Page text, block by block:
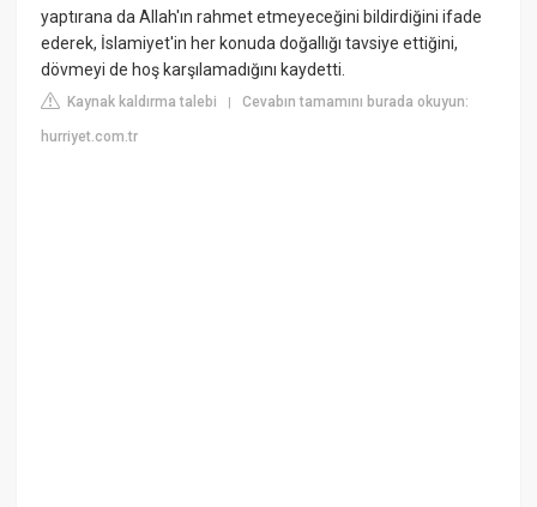
yaptırana da Allah'ın rahmet etmeyeceğini bildirdiğini ifade
ederek, İslamiyet'in her konuda doğallığı tavsiye ettiğini,
dövmeyi de hoş karşılamadığını kaydetti.
Kaynak kaldırma talebi |Cevabın tamamını burada okuyun:
hurriyet.com.tr